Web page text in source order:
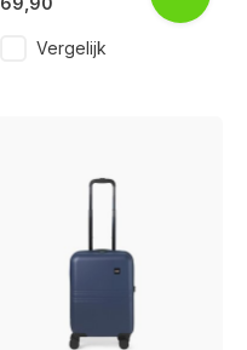
Vergelijk